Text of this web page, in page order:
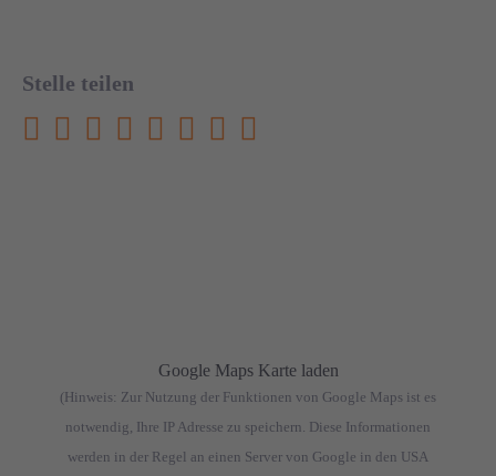
Stelle teilen
Google Maps Karte laden
(Hinweis: Zur Nutzung der Funktionen von Google Maps ist es
notwendig, Ihre IP Adresse zu speichern. Diese Informationen
werden in der Regel an einen Server von Google in den USA